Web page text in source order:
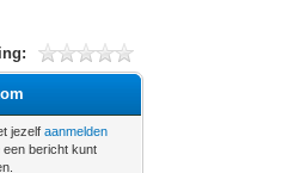
jezelfaanmelden
een bericht kunt